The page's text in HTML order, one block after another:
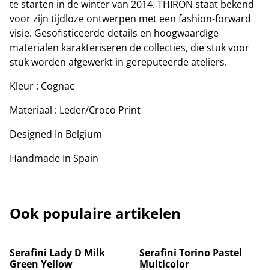
te starten in de winter van 2014. THIRON staat bekend
voor zijn tijdloze ontwerpen met een fashion-forward
visie. Gesofisticeerde details en hoogwaardige
materialen karakteriseren de collecties, die stuk voor
stuk worden afgewerkt in gereputeerde ateliers.
Kleur : Cognac
Materiaal : Leder/Croco Print
Designed In Belgium
Handmade In Spain
Ook populaire artikelen
%
Serafini Lady D Milk
Green Yellow
%
Serafini Torino Pastel
Multicolor